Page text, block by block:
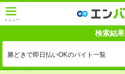
メニュー
検索結果
勝どきで即日払いOKのバイト一覧